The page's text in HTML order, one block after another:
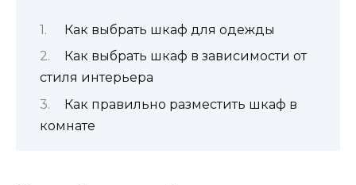
Как выбрать шкаф для одежды
Как выбрать шкаф в зависимости от
стиля интерьера
Как правильно разместить шкаф в
комнате